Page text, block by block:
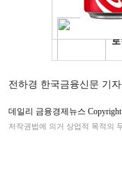
전하경 한국금융신문 기자
데일리 금융경제뉴스
저작권법에 의거 상업적 목적의